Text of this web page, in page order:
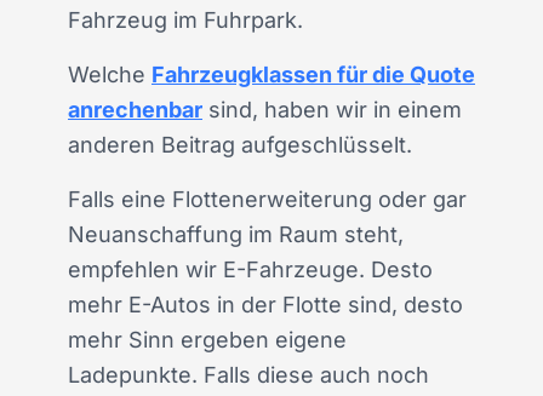
Fahrzeug im Fuhrpark.
Welche Fahrzeugklassen für die Quote
anrechenbar sind, haben wir in einem
anderen Beitrag aufgeschlüsselt.
Falls eine Flottenerweiterung oder gar
Neuanschaffung im Raum steht,
empfehlen wir E-Fahrzeuge. Desto
mehr E-Autos in der Flotte sind, desto
mehr Sinn ergeben eigene
Ladepunkte. Falls diese auch noch